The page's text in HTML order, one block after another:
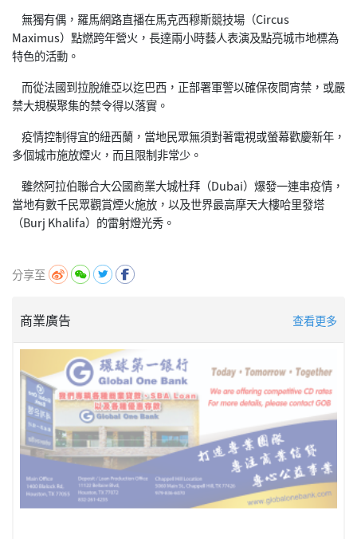
無獨有偶，羅馬網路直播在馬克西穆斯競技場（Circus
Maximus）點燃跨年營火，長達兩小時藝人表演及點亮城市地標為
特色的活動。
而從法國到拉脫維亞以迄巴西，正部署軍警以確保夜間宵禁，或嚴
禁大規模聚集的禁令得以落實。
疫情控制得宜的紐西蘭，當地民眾無須對著電視或螢幕歡慶新年，
多個城市施放煙火，而且限制非常少。
雖然阿拉伯聯合大公國商業大城杜拜（Dubai）爆發一連串疫情，
當地有數千民眾觀賞煙火施放，以及世界最高摩天大樓哈里發塔
（Burj Khalifa）的雷射燈光秀。
分享至
商業廣告 查看更多